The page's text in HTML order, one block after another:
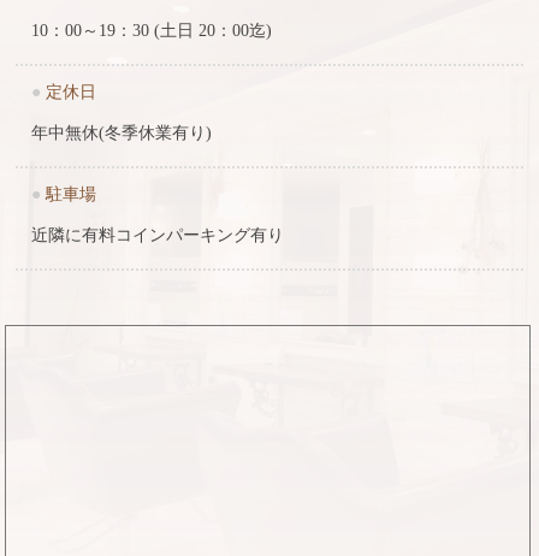
10：00～19：30 (土日 20：00迄)
● 定休日
年中無休(冬季休業有り)
● 駐車場
近隣に有料コインパーキング有り